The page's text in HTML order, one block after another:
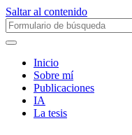
Saltar al contenido
Buscar:
Inicio
Sobre mí­
Publicaciones
IA
La tesis